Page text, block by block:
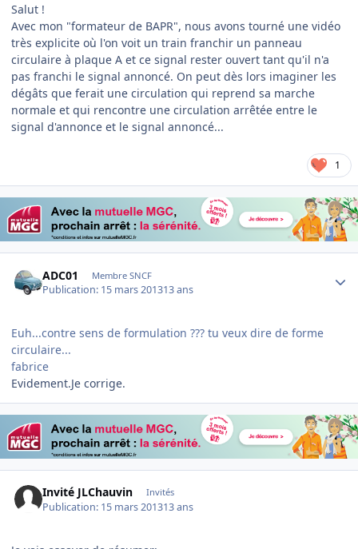
Salut !
Avec mon "formateur de BAPR", nous avons tourné une vidéo
très explicite où l'on voit un train franchir un panneau
circulaire à plaque A et ce signal rester ouvert tant qu'il n'a
pas franchi le signal annoncé. On peut dès lors imaginer les
dégâts que ferait une circulation qui reprend sa marche
normale et qui rencontre une circulation arrêtée entre le
signal d'annonce et le signal annoncé...
1
ADC01 Membre SNCF
Publication: 15 mars 201313 ans
Euh...contre sens de formulation ??? tu veux dire de forme
circulaire...
fabrice
Evidement.Je corrige.
Invité JLChauvin Invités
Publication: 15 mars 201313 ans